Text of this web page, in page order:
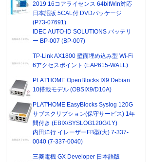
2019 16コアライセンス 64bitWin対応
日本語版 5CAL付 DVDパッケージ
(P73-07691)
IDEC AUTO-ID SOLUTIONS バッテリ
ー BP-007 (BP-007)
TP-Link AX1800 壁面埋め込み型 Wi-Fi
6アクセスポイント (EAP615-WALL)
PLAT'HOME OpenBlocks IX9 Debian
10搭載モデル (OBSIX9/D10A)
PLAT'HOME EasyBlocks Syslog 120G
サブスクリプション(保守サービス) 1年
間付き (EBIX/SYSLOG120G/1Y)
内田洋行 イレーザーFB型(大) 7-337-
0040 (7-337-0040)
三菱電機 GX Developer 日本語版